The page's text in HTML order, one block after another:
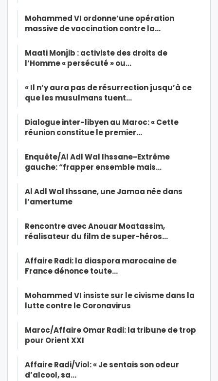
Mohammed VI ordonne’une opération
massive de vaccination contre la…
Maati Monjib : activiste des droits de
l’Homme « persécuté » ou…
« Il n’y aura pas de résurrection jusqu’à ce
que les musulmans tuent…
Dialogue inter-libyen au Maroc: « Cette
réunion constitue le premier…
Enquête/Al Adl Wal Ihssane-Extrême
gauche: “frapper ensemble mais…
Al Adl Wal Ihssane, une Jamaa née dans
l’amertume
Rencontre avec Anouar Moatassim,
réalisateur du film de super-héros…
Affaire Radi: la diaspora marocaine de
France dénonce toute…
Mohammed VI insiste sur le civisme dans la
lutte contre le Coronavirus
Maroc/Affaire Omar Radi: la tribune de trop
pour Orient XXI
Affaire Radi/Viol: « Je sentais son odeur
d’alcool, sa…